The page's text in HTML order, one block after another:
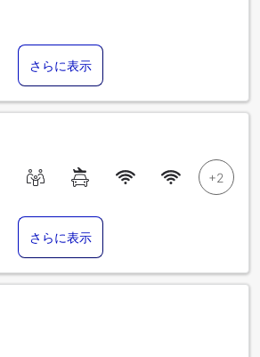
さらに表示
さらに表示